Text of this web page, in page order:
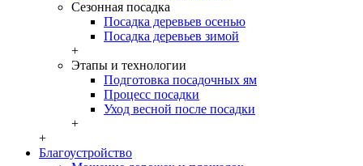
Сезонная посадка
Посадка деревьев осенью
Посадка деревьев зимой
+
Этапы и технологии
Подготовка посадочных ям
Процесс посадки
Уход весной после посадки
+
+
Благоустройство